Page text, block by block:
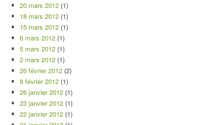
20 mars 2012 (1)
18 mars 2012 (1)
15 mars 2012 (1)
6 mars 2012 (1)
5 mars 2012 (1)
2 mars 2012 (1)
26 février 2012 (2)
8 février 2012 (1)
26 janvier 2012 (1)
23 janvier 2012 (1)
22 janvier 2012 (1)